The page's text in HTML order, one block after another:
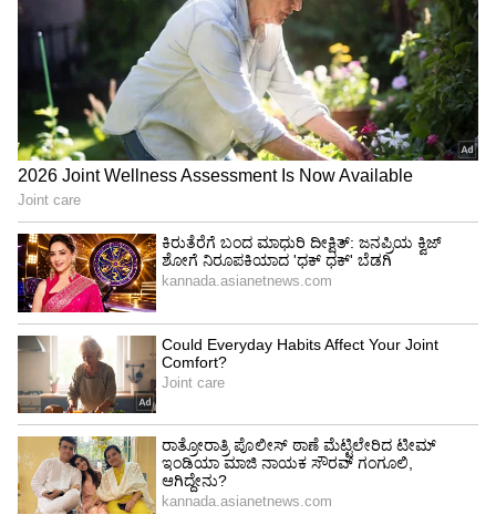
ಕೇತುವಿನ ಈ ಸಂಕ್ರಮಣವು ಕರ್ಕ ರಾಶಿಯ ಜನರಿಗೆ
ಅನುಕೂಲಕರವಾಗಿಲ್ಲ. ಈ ಅವಧಿಯಲ್ಲಿ ನಿಮ್ಮ ಆದಾಯ
ಮೊದಲಿಗಿಂತ ಕಡಿಮೆ ಇರಬಹುದು. ಹೆಚ್ಚುವರಿಯಾಗಿ, ನಿಮ್ಮ
ಆದಾಯದ ಮೂಲಗಳು ಕಡಿಮೆಯಾಗಬಹುದು.
ಉದ್ಯೋಗಿಗಳು ಹೆಚ್ಚುವರಿ ಕೆಲಸದ ಹೊರೆಯನ್ನು ಸಹ
ಎದುರಿಸಬಹುದು. ಈ ಅವಧಿಯಲ್ಲಿ ನೀವು ಹೂಡಿಕೆಯಿಂದ
ಲಾಭ ಪಡೆಯಲು ಸಾಧ್ಯವಾಗುವುದಿಲ್ಲ. ಆದ್ದರಿಂದ ಈ
ಅವಧಿಯಲ್ಲಿ ಹೂಡಿಕೆ ಮಾಡುವುದನ್ನು ತಪ್ಪಿಸಿ. ಉದ್ಯೋಗಸ್ಥರು
ತಮ್ಮ ಕೆಲಸದ ಸ್ಥಳದಲ್ಲಿ ಅಧಿಕಾರಿಗಳಿಂದ ತಿರಸ್ಕಾರವನ್ನು
ಎದುರಿಸಬೇಕಾಗುತ್ತದೆ. ಗೌರವ ಕಡಿಮೆಯಾಗಲಿದೆ.